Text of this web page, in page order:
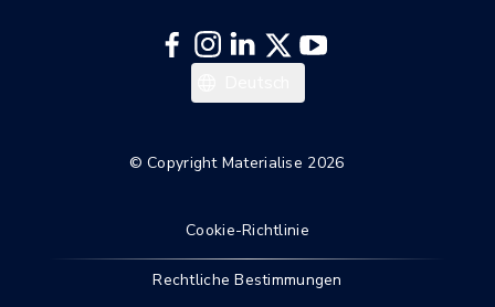
© Copyright Materialise 2026
Cookie-Richtlinie
Rechtliche Bestimmungen